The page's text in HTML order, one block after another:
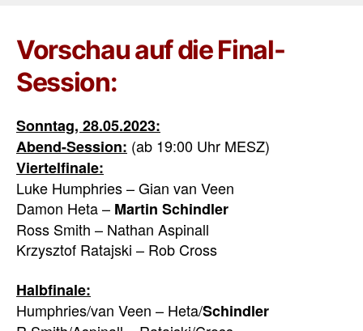
Vorschau auf die Final-
Session:
Sonntag, 28.05.2023:
Abend-Session: (ab 19:00 Uhr MESZ)
Viertelfinale:
Luke Humphries – Gian van Veen
Damon Heta – Martin Schindler
Ross Smith – Nathan Aspinall
Krzysztof Ratajski – Rob Cross
Halbfinale:
Humphries/van Veen – Heta/Schindler